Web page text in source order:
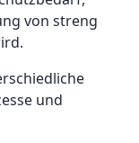
von streng
und